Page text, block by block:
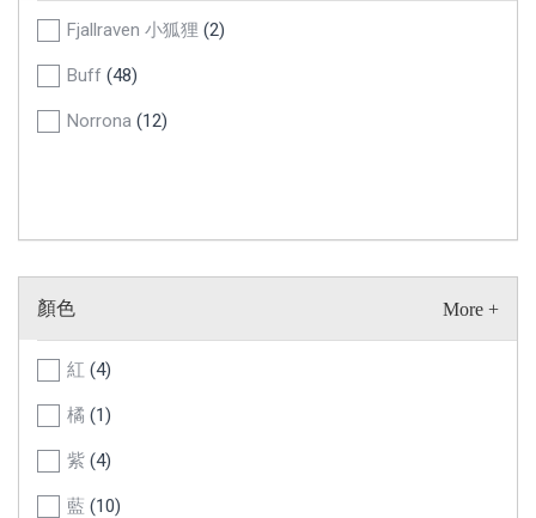
Fjallraven 小狐狸 (2)
Buff (48)
Norrona (12)
顏色
紅 (4)
橘 (1)
紫 (4)
藍 (10)